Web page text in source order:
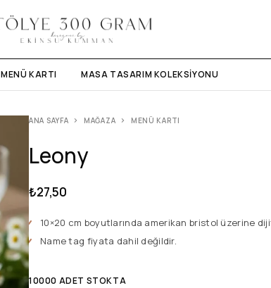
MENÜ KARTI MASA TASARIM KOLEKSIYONU
ANA SAYFA MAĞAZA MENÜ KARTI
Leony
₺27,50
10×20 cm boyutlarında amerikan bristol üzerine
Name tag fiyata dahil değildir.
10000 ADET STOKTA